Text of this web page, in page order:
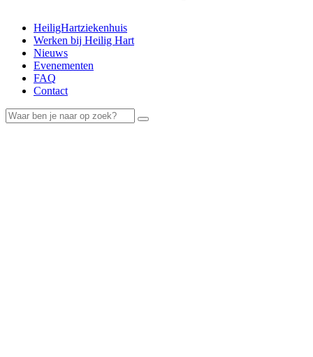
HeiligHartziekenhuis
Werken bij Heilig Hart
Nieuws
Evenementen
FAQ
Contact